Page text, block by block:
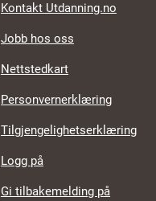
Kontakt Utdanning.no
Jobb hos oss
Nettstedkart
Personvernerklæring
Tilgjengelighetserklæring
Logg på
Gi tilbakemelding på